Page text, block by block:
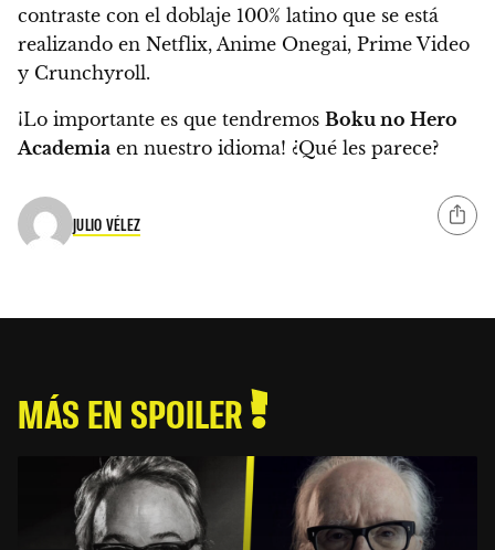
contraste con el doblaje 100% latino que se está
realizando en Netflix, Anime Onegai, Prime Video
y Crunchyroll.
¡Lo importante es que tendremos Boku no Hero
Academia en nuestro idioma! ¿Qué les parece?
JULIO VÉLEZ
MÁS EN SPOILER